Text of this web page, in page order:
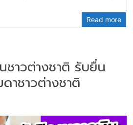
Read more
ชาวต่างชาติ รับยื่น
าชาวต่างชาติ